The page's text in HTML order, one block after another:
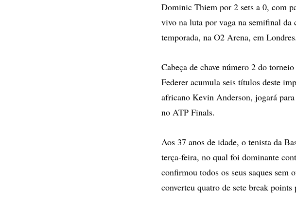
Dominic Thiem por 2 sets a 0, com
vivo na luta por vaga na semifinal da
temporada, na O2 Arena, em Londres.
Cabeça de chave número 2 do
Federer acumula seis títulos deste
africano Kevin Anderson, jogará
no ATP Finals.
Aos 37 anos de idade, o tenista da
terça-feira, no qual foi dominante
confirmou todos os seus saques sem
converteu quatro de sete break